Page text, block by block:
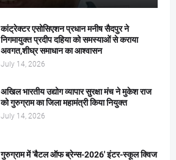
कांट्रेक्टर एसोसिएशन प्रधान मनीष सैदपुर ने
निगमायुक्त प्रदीप दहिया को समस्याओं से कराया
अवगत,शीघ्र समाधान का आश्वासन
July 14, 2026
अखिल भारतीय उद्योग व्यापार सुरक्षा मंच ने मुकेश राज
को गुरुग्राम का जिला महामंत्री किया नियुक्त
July 14, 2026
गुरुग्राम में 'बैटल ऑफ ब्रेन्स-2026' इंटर-स्कूल क्विज